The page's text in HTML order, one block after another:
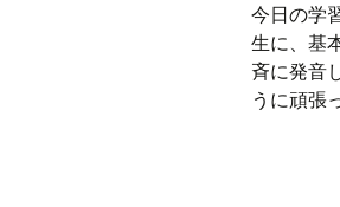
今日の学
生に、基
斉に発音
うに頑張